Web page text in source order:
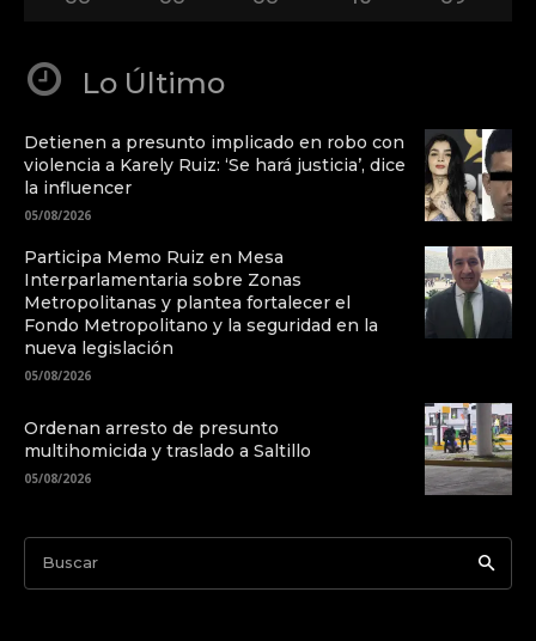
Lo Último
Detienen a presunto implicado en robo con
violencia a Karely Ruiz: ‘Se hará justicia’, dice
la influencer
05/08/2026
Participa Memo Ruiz en Mesa
Interparlamentaria sobre Zonas
Metropolitanas y plantea fortalecer el
Fondo Metropolitano y la seguridad en la
nueva legislación
05/08/2026
Ordenan arresto de presunto
multihomicida y traslado a Saltillo
05/08/2026
Buscar